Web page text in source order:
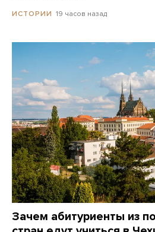
ИСТОРИИ 19 часов назад
Зачем абитуриенты из